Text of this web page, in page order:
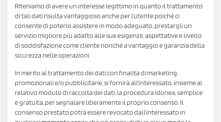
Riteniamo di avere un interesse legittimo in quanto il trattamento
di tali dati risulta vantaggioso anche per l’utente poiché ci
consente di poterlo assistere in modo adeguato, prestargli un
servizio migliore più adatto alle sue esigenze, aspettative e livello
di soddisfazione come cliente nonché a vantaggio e garanzia della
sicurezza nelle operazioni.
In merito al trattamento dei dati con finalità di marketing,
promozionali e/o pubblicitarie, si fornirà all'interessato, insieme al
relativo modulo di raccolta dei dati, la procedura idonea, semplice
e gratuita, per segnalare liberamente il proprio consenso. Il
consenso prestato potrà essere revocato dall’interessato in